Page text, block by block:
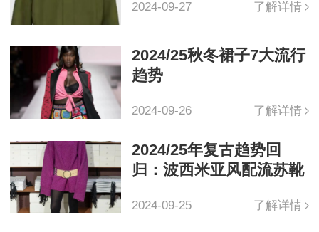
2024-09-27 了解详情
2024/25秋冬裙子7大流行
趋势
2024-09-26 了解详情
2024/25年复古趋势回
归：波西米亚风配流苏靴
2024-09-25 了解详情